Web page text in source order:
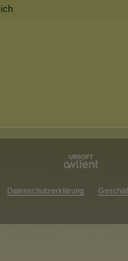
Datenschutzerklärung